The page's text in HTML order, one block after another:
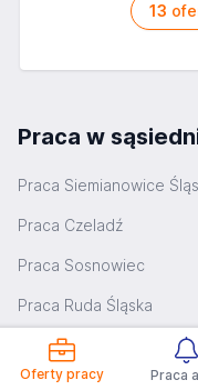
Oferty pracy Praca
13
Praca w
Praca Siemianowice
Praca Czeladź
Praca Sosnowiec
Praca Ruda Śląska
Praca Wojkowice
Praca Mikołów